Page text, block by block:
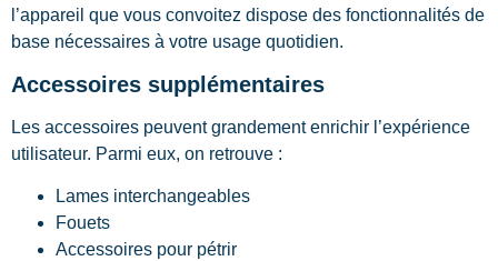
l’appareil que vous convoitez dispose des fonctionnalités de
base nécessaires à votre usage quotidien.
Accessoires supplémentaires
Les accessoires peuvent grandement enrichir l’expérience
utilisateur. Parmi eux, on retrouve :
Lames interchangeables
Fouets
Accessoires pour pétrir